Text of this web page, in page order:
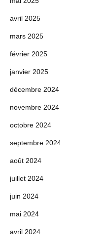
avril 2025
mars 2025
février 2025
janvier 2025
décembre 2024
novembre 2024
octobre 2024
septembre 2024
août 2024
juillet 2024
juin 2024
mai 2024
avril 2024